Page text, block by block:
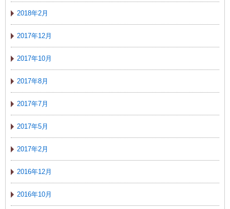
2018年2月
2017年12月
2017年10月
2017年8月
2017年7月
2017年5月
2017年2月
2016年12月
2016年10月